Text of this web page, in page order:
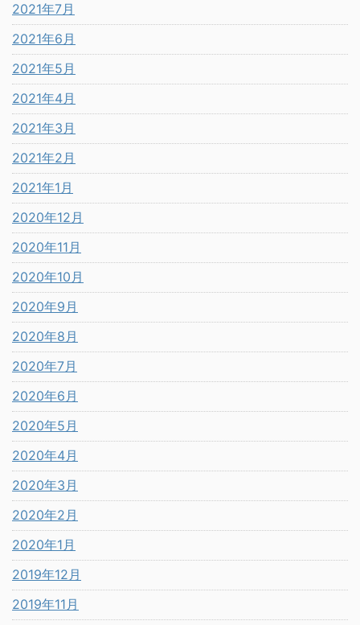
2021年7月
2021年6月
2021年5月
2021年4月
2021年3月
2021年2月
2021年1月
2020年12月
2020年11月
2020年10月
2020年9月
2020年8月
2020年7月
2020年6月
2020年5月
2020年4月
2020年3月
2020年2月
2020年1月
2019年12月
2019年11月